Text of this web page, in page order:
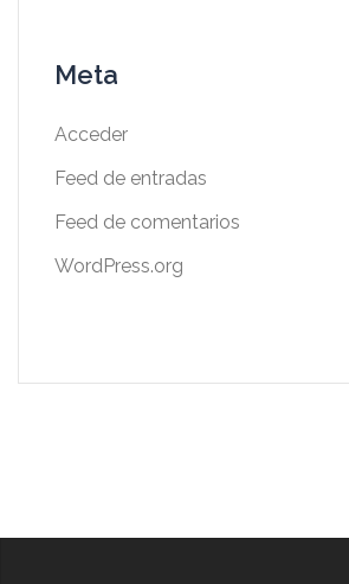
Meta
Acceder
Feed de entradas
Feed de comentarios
WordPress.org